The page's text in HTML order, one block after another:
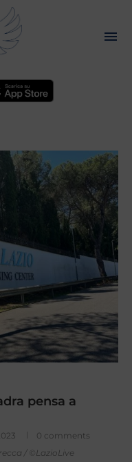
pensa a
0 comments
/ ©LazioLive